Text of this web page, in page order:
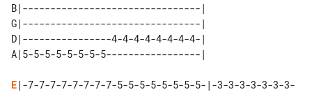
B|--------------------------------|
G|--------------------------------|
D|----------------4-4-4-4-4-4-4-4-|
E|-7-7-7-7-7-7-7-7-5-5-5-5-5-5-5-5-|-3-3-3-3-3-3-3-